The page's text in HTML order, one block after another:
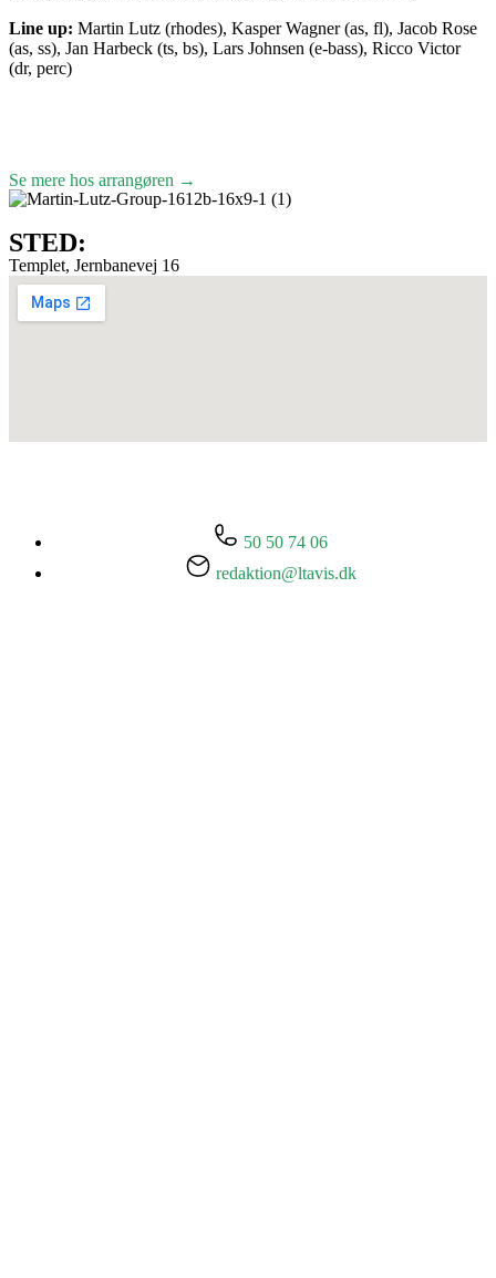
Line up: Martin Lutz (rhodes), Kasper Wagner (as, fl), Jacob Rose
(as, ss), Jan Harbeck (ts, bs), Lars Johnsen (e-bass), Ricco Victor
(dr, perc)
Se mere hos arrangøren →
STED:
Templet, Jernbanevej 16
50 50 74 06
redaktion@ltavis.dk